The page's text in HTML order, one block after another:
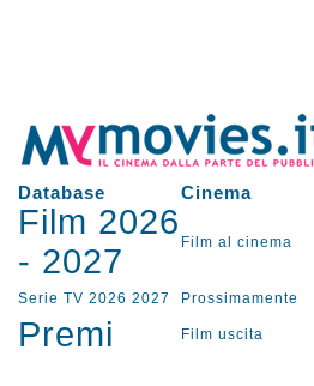
Database Cinema
Film 2026
- 2027 Film al cinema
Serie TV 2026 2027 Prossimamente
Premi Film uscita